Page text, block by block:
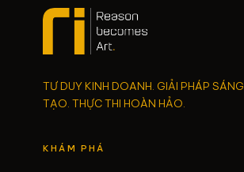
TƯ DUY KINH DOANH. GIẢI PHÁP SÁNG
TẠO. THỰC THI HOÀN HẢO.
KHÁM PHÁ